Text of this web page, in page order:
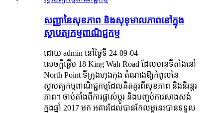
សញ្ញានៃសុខភាព និងសុខុមាលភាពនៅក្នុង
ស្ថាបត្យកម្មពាណិជ្ជកម្ម
ដោយ admin នៅថ្ងៃទី 24-09-04
សេចក្តីផ្តើម 18 King Wah Road ដែលមានទីតាំងនៅ
North Point ទីក្រុងហុងកុង តំណាងឱ្យកំពូលនៃ
ស្ថាបត្យកម្មពាណិជ្ជកម្មដែលគិតគូរពីសុខភាព និងនិរន្តរ
ភាព។ ចាប់តាំងពីការផ្លាស់ប្តូរ និងបញ្ចប់ការសាងសង់
ក្នុងឆ្នាំ 2017 មក អគារដែលបានកែលម្អនេះបានទទួល